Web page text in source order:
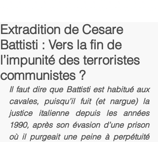
Extradition de Cesare
Battisti : Vers la fin de
l’impunité des terroristes
communistes ?
Il faut dire que Battisti est habitué aux
cavales, puisqu’il fuit (et nargue) la
justice italienne depuis les années
1990, après son évasion d’une prison
où il purgeait une peine à perpétuité